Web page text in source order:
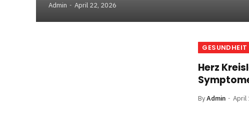
Admin April 22, 2026
GESUNDHEIT
Herz
By Admin April